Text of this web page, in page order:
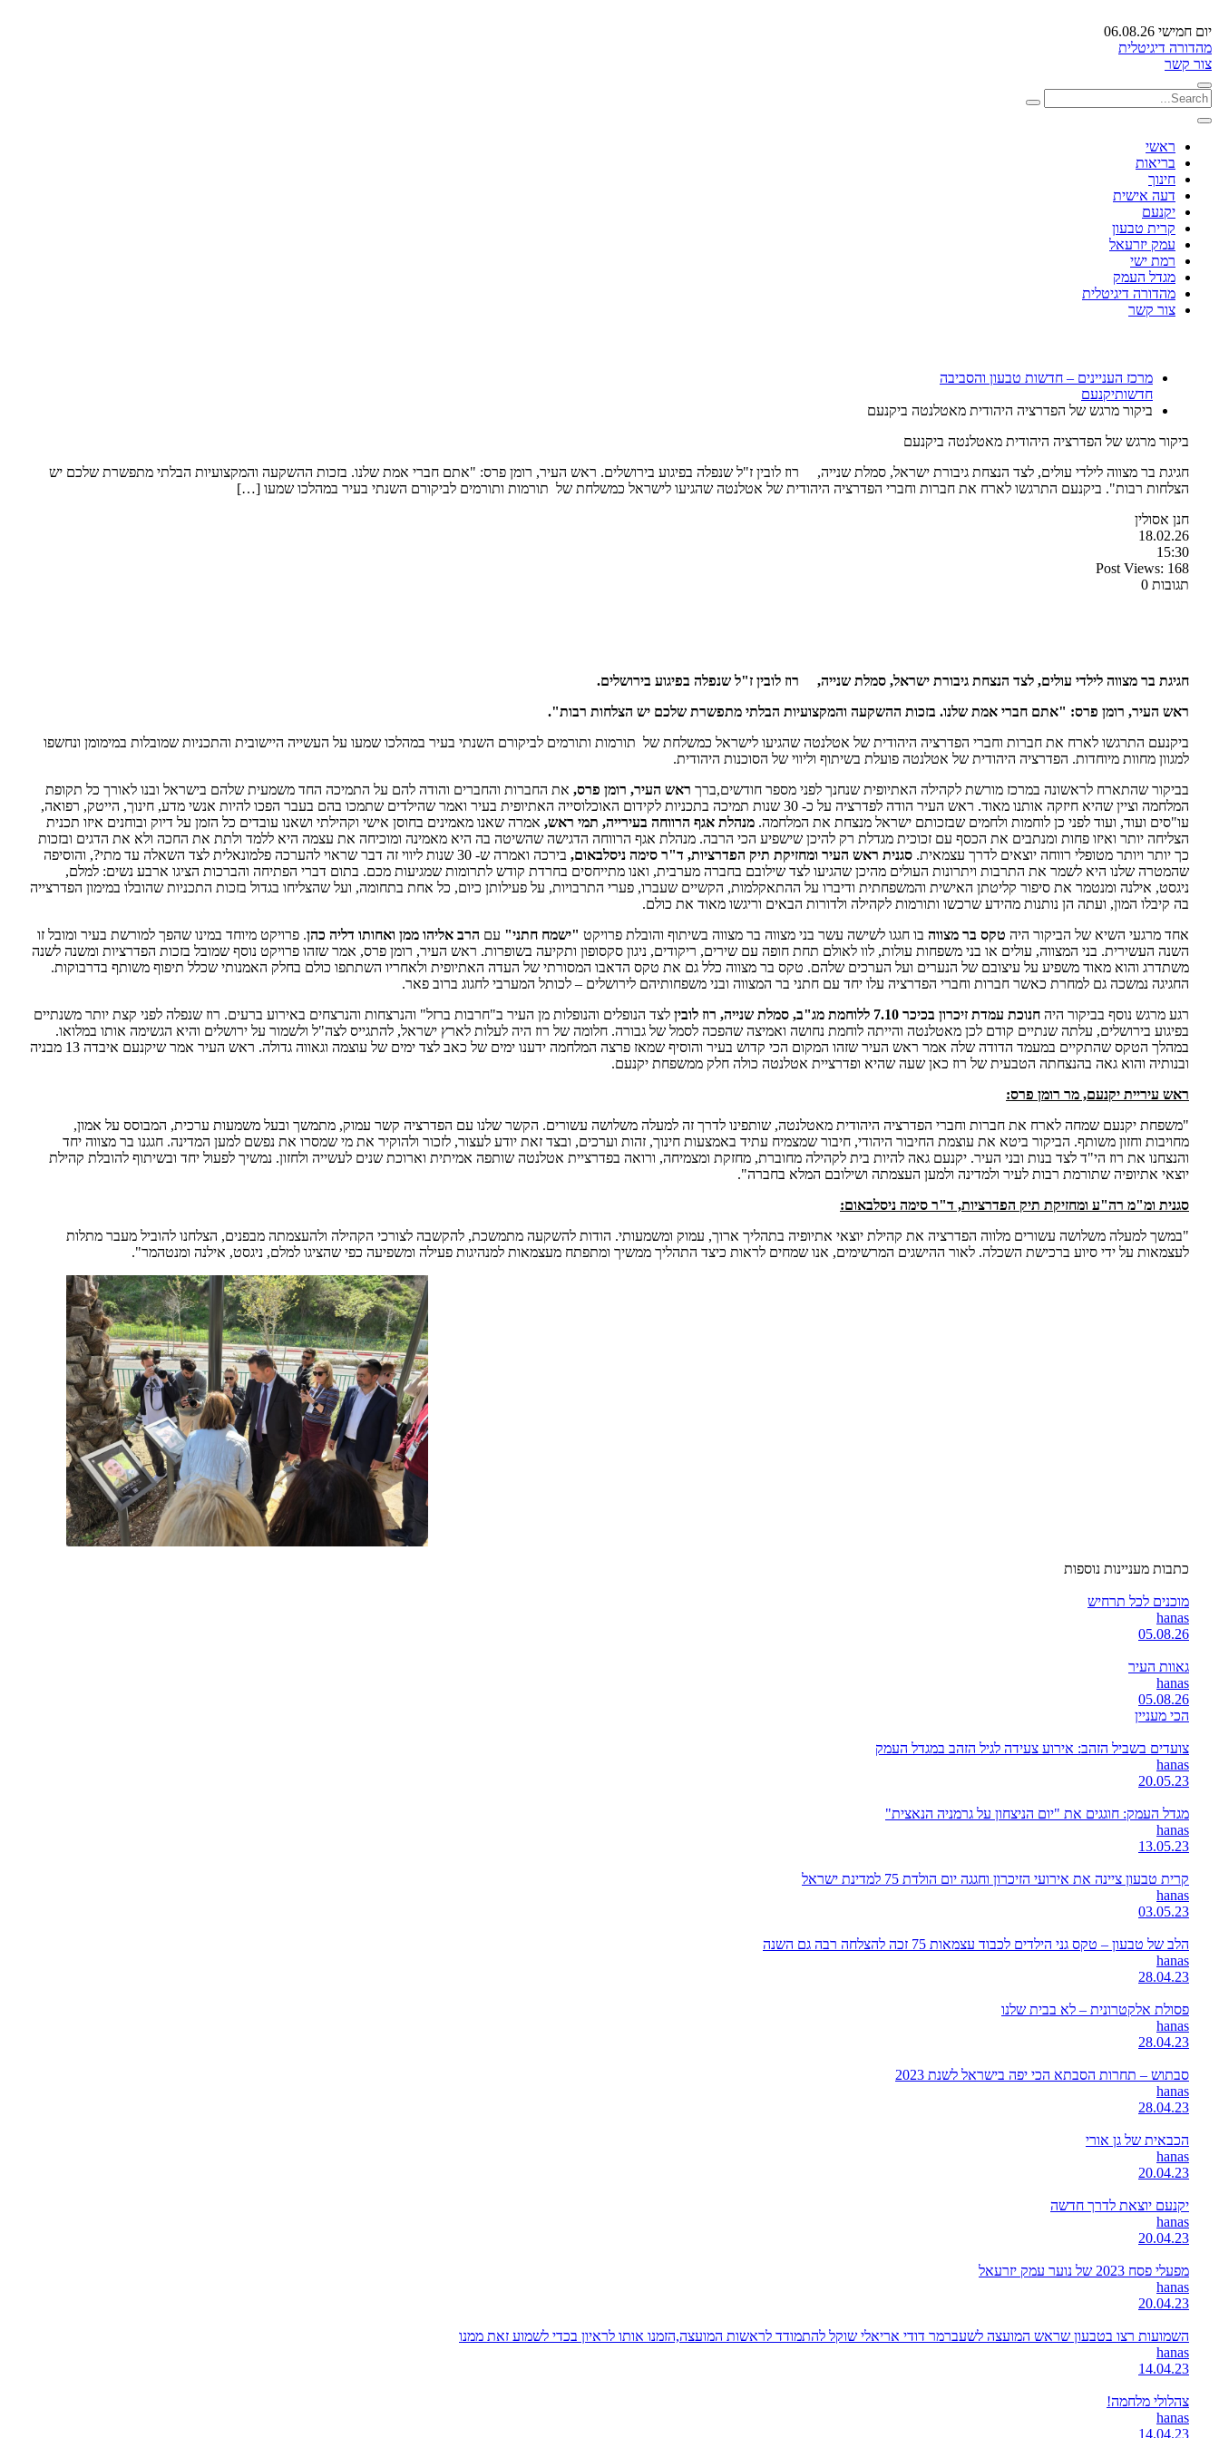
יום חמישי 06.08.26
מהדורה דיגיטלית
צור קשר
ראשי
בריאות
חינוך
דעה אישית
יקנעם
קרית טבעון
עמק יזרעאל
רמת ישי
מגדל העמק
מהדורה דיגיטלית
צור קשר
מרכז העניינים – חדשות טבעון והסביבה
חדשותיקנעם
ביקור מרגש של הפדרציה היהודית מאטלנטה ביקנעם
ביקור מרגש של הפדרציה היהודית מאטלנטה ביקנעם
חגיגת בר מצווה לילדי עולים, לצד הנצחת גיבורת ישראל, סמלת שנייה, רוז לובין ז"ל שנפלה בפיגוע בירושלים. ראש העיר, רומן פרס: "אתם חברי אמת שלנו. בזכות ההשקעה והמקצועיות הבלתי מתפשרת שלכם יש
הצלחות רבות". ביקנעם התרגשו לארח את חברות וחברי הפדרציה היהודית של אטלנטה שהגיעו לישראל כמשלחת של תורמות ותורמים לביקורם השנתי בעיר במהלכו שמעו […]
חנן אסולין
18.02.26
15:30
Post Views: 168
תגובות 0
חגיגת בר מצווה לילדי עולים, לצד הנצחת גיבורת ישראל, סמלת שנייה, רוז לובין ז"ל שנפלה בפיגוע בירושלים.
ראש העיר, רומן פרס: "אתם חברי אמת שלנו. בזכות ההשקעה והמקצועיות הבלתי מתפשרת שלכם יש הצלחות רבות".
ביקנעם התרגשו לארח את חברות וחברי הפדרציה היהודית של אטלנטה שהגיעו לישראל כמשלחת של תורמות ותורמים לביקורם השנתי בעיר במהלכו שמעו על העשייה היישובית והתכניות שמובלות במימומן ונחשפו
למגוון מחוות מיוחדות. הפדרציה היהודית של אטלנטה פועלת בשיתוף וליווי של הסוכנות היהודית.
בביקור שהתארח לראשונה במרכז מורשת לקהילה האתיופית שנחנך לפני מספר חודשים,ברך ראש העיר, רומן פרס, את החברות והחברים והודה להם על התמיכה החד משמעית שלהם בישראל ובנו לאורך כל תקופת
המלחמה וציין שהיא חיזקה אותנו מאוד. ראש העיר הודה לפדרציה על כ- 30 שנות תמיכה בתכניות לקידום האוכלוסייה האתיופית בעיר ואמר שהילדים שתמכו בהם בעבר הפכו להיות אנשי מדע, חינוך, הייטק, רפואה,
עו"סים ועוד, ועוד לפני כן לוחמות ולחמים שבזכותם ישראל מנצחת את המלחמה. מנהלת אגף הרווחה בעירייה, תמי ראש, אמרה שאנו מאמינים בחוסן אישי וקהילתי ושאנו עובדים כל הזמן על דיוק ובוחנים איזו תכנית
הצליחה יותר ואיזו פחות ומנתבים את הכסף עם זכוכית מגדלת רק להיכן שישפיע הכי הרבה. מנהלת אגף הרווחה הדגישה שהשיטה בה היא מאמינה ומוכיחה את עצמה היא ללמד ולתת את החכה ולא את הדגים ובזכות
כך יותר ויותר מטופלי רווחה יוצאים לדרך עצמאית. סגנית ראש העיר ומחזיקת תיק הפדרציות, ד"ר סימה ניסלבאום,
בירכה ואמרה ש- 30 שנות ליווי זה דבר שראוי להערכה פלמונאלית לצד השאלה עד מתי?, והוסיפה
שהמטרה שלנו היא לשמר את התרבות ויתרונות העולים מהיכן שהגיעו לצד שילובם בחברה מערבית, ואנו מתייחסים בחרדת קודש לתרומות שמגיעות מכם. בתום דברי הפתיחה והברכות הציגו ארבע נשים: למלם,
ניגסט, אילנה ומנטמר את סיפור קליטתן האישית והמשפחתית ודיברו על ההתאקלמות, הקשיים שעברו, פערי התרבויות, על פעילותן כיום, כל אחת בתחומה, ועל שהצליחו בגדול בזכות התכניות שהובלו במימון הפדרצייה
בה קיבלו המון, ועתה הן נותנות מהידע שרכשו ותורמות לקהילה ולדורות הבאים וריגשו מאוד את כולם.
אחד מרגעי השיא של הביקור היה טקס בר מצווה בו חגגו לשישה עשר בני מצווה בר מצווה בשיתוף והובלת פרויקט "ישמח חתני" עם הרב אליהו ממן ואחותו דליה כהן. פרויקט מיוחד במינו שהפך למורשת בעיר ומובל זו
השנה העשירית. בני המצווה, עולים או בני משפחות עולות, לוו לאולם תחת חופה עם שירים, ריקודים, ניגון סקסופון ותקיעה בשופרות. ראש העיר, רומן פרס, אמר שזהו פרויקט נוסף שמובל בזכות הפדרציות ומשנה לשנה
משתדרג והוא מאוד משפיע על עיצובם של הנערים ועל הערכים שלהם. טקס בר מצווה כלל גם את טקס הדאבו המסורתי של העדה האתיופית ולאחריו השתתפו כולם בחלק האמנותי שכלל תיפוף משותף בדרבוקות.
החגיגה נמשכה גם למחרת כאשר חברות וחברי הפדרציה עלו יחד עם חתני בר המצווה ובני משפחותיהם לירושלים – לכותל המערבי לחגוג ברוב פאר.
רגע מרגש נוסף בביקור היה חנוכת עמדת זיכרון בכיכר 7.10 ללוחמת מג"ב, סמלת שנייה, רוז לובין לצד הנופלים והנופלות מן העיר ב"חרבות ברזל" והנרצחות והנרצחים באירוע ברעים. רוז שנפלה לפני קצת יותר משנתיים
בפיגוע בירושלים, עלתה שנתיים קודם לכן מאטלנטה והייתה לוחמת נחושה ואמיצה שהפכה לסמל של גבורה. חלומה של רוז היה לעלות לארץ ישראל, להתגייס לצה"ל ולשמור על ירושלים והיא הגשימה אותו במלואו.
במהלך הטקס שהתקיים במעמד הדודה שלה אמר ראש העיר שזהו המקום הכי קדוש בעיר והוסיף שמאז פרצה המלחמה ידענו ימים של כאב לצד ימים של עוצמה וגאווה גדולה. ראש העיר אמר שיקנעם איבדה 13 מבניה
ובנותיה והוא גאה בהנצחתה הטבעית של רוז כאן שעה שהיא ופדרציית אטלנטה כולה חלק ממשפחת יקנעם.
ראש עיריית יקנעם, מר רומן פרס:
"משפחת יקנעם שמחה לארח את חברות וחברי הפדרציה היהודית מאטלנטה, שותפינו לדרך זה למעלה משלושה עשורים. הקשר שלנו עם הפדרציה קשר עמוק, מתמשך ובעל משמעות ערכית, המבוסס על אמון,
מחויבות וחזון משותף. הביקור ביטא את עוצמת החיבור היהודי, חיבור שמצמיח עתיד באמצעות חינוך, זהות וערכים, ובצד זאת יודע לעצור, לזכור ולהוקיר את מי שמסרו את נפשם למען המדינה. חגגנו בר מצווה יחד
והנצחנו את רוז הי"ד לצד בנות ובני העיר. יקנעם גאה להיות בית לקהילה מחוברת, מחזקת ומצמיחה, ורואה בפדרציית אטלנטה שותפה אמיתית וארוכת שנים לעשייה ולחזון. נמשיך לפעול יחד ובשיתוף להובלת קהילת
יוצאי אתיופיה שתורמת רבות לעיר ולמדינה ולמען העצמתה ושילובם המלא בחברה".
סגנית ומ"מ רה"ע ומחזיקת תיק הפדרציות, ד"ר סימה ניסלבאום:
"במשך למעלה משלושה עשורים מלווה הפדרציה את קהילת יוצאי אתיופיה בתהליך ארוך, עמוק ומשמעותי. הודות להשקעה מתמשכת, להקשבה לצורכי הקהילה ולהעצמתה מבפנים, הצלחנו להוביל מעבר מתלות
לעצמאות על ידי סיוע ברכישת השכלה. לאור ההישגים המרשימים, אנו שמחים לראות כיצד התהליך ממשיך ומתפתח מעצמאות למנהיגות פעילה ומשפיעה כפי שהציגו למלם, ניגסט, אילנה ומנטהמר".
כתבות מעניינות נוספות
מוכנים לכל תרחיש
hanas
05.08.26
גאוות העיר
hanas
05.08.26
הכי מעניין
צועדים בשביל הזהב: אירוע צעידה לגיל הזהב במגדל העמק
hanas
20.05.23
מגדל העמק: חוגגים את "יום הניצחון על גרמניה הנאצית"
hanas
13.05.23
קרית טבעון ציינה את אירועי הזיכרון וחגגה יום הולדת 75 למדינת ישראל
hanas
03.05.23
הלב של טבעון – טקס גני הילדים לכבוד עצמאות 75 זכה להצלחה רבה גם השנה
hanas
28.04.23
פסולת אלקטרונית – לא בבית שלנו
hanas
28.04.23
סבתוש – תחרות הסבתא הכי יפה בישראל לשנת 2023
hanas
28.04.23
הכבאית של גן אורי
hanas
20.04.23
יקנעם יוצאת לדרך חדשה
hanas
20.04.23
מפעלי פסח 2023 של נוער עמק יזרעאל
hanas
20.04.23
השמועות רצו בטבעון שראש המועצה לשעברמר דודי אריאלי שוקל להתמודד לראשות המועצה,הזמנו אותו לראיון בכדי לשמוע זאת ממנו
hanas
14.04.23
צהלולי מלחמה!
hanas
14.04.23